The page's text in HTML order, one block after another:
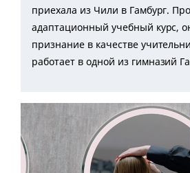
приехала из Чили в Гамбург.
адаптационный учебный курс,
признание в качестве
работает в одной из гимназий